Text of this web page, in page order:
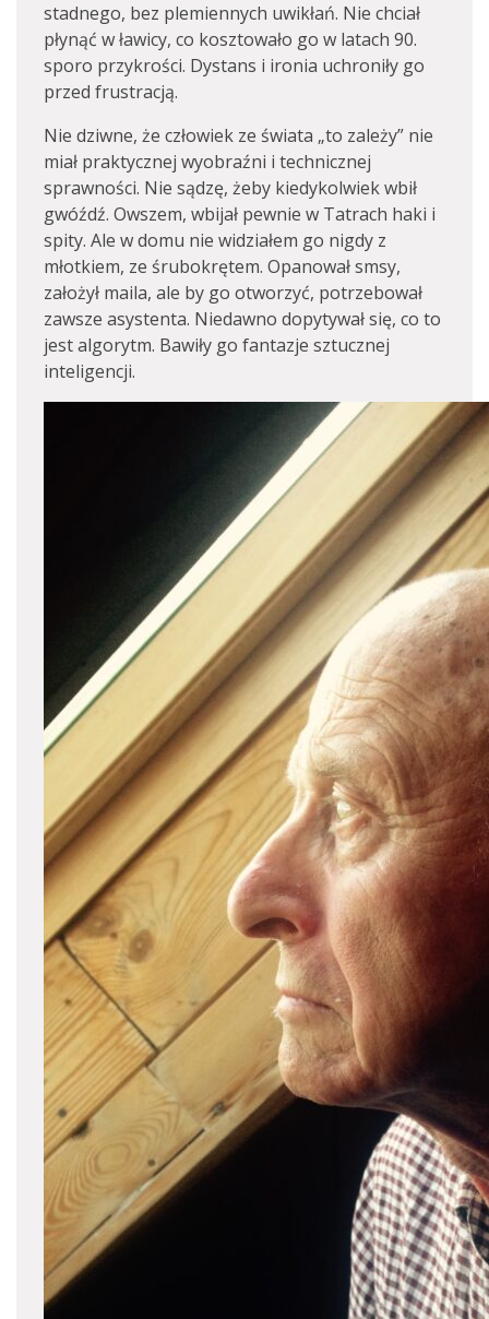
stadnego, bez plemiennych uwikłań. Nie chciał
płynąć w ławicy, co kosztowało go w latach 90.
sporo przykrości. Dystans i ironia uchroniły go
przed frustracją.
Nie dziwne, że człowiek ze świata „to zależy” nie
miał praktycznej wyobraźni i technicznej
sprawności. Nie sądzę, żeby kiedykolwiek wbił
gwóźdź. Owszem, wbijał pewnie w Tatrach haki i
spity. Ale w domu nie widziałem go nigdy z
młotkiem, ze śrubokrętem. Opanował smsy,
założył maila, ale by go otworzyć, potrzebował
zawsze asystenta. Niedawno dopytywał się, co to
jest algorytm. Bawiły go fantazje sztucznej
inteligencji.